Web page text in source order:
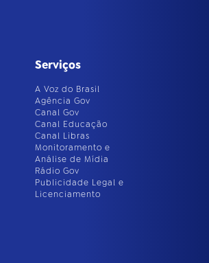
Serviços
A Voz do Brasil
Agência Gov
Canal Gov
Canal Educação
Canal Libras
Monitoramento e
Análise de Mídia
Rádio Gov
Publicidade Legal e
Licenciamento